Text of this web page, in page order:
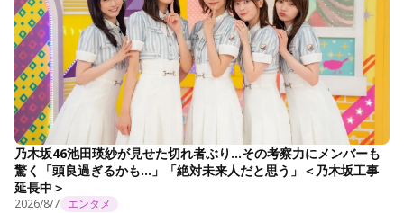
乃木坂46池田瑛紗が見せた切れ者ぶり…その考察力にメンバーも
驚く「頭良過ぎるかも…」「絶対未来人だと思う」＜乃木坂工事
延長中＞
2026/8/7 エンタメ